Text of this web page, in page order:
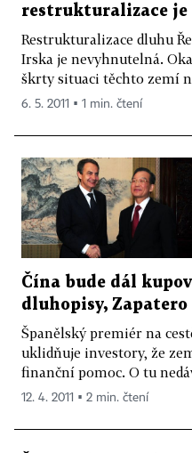
restrukturalizace je
Restrukturalizace dluhu
Irska je nevyhnutelná.
škrty situaci těchto zemí
6. 5. 2011 ▪ 1 min. čtení
Čína bude dál
dluhopisy, Zapatero
Španělský premiér na
uklidňuje investory, že
finanční pomoc. O tu
12. 4. 2011 ▪ 2 min. čtení